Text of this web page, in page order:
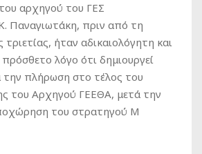
αρχηγού του ΓΕΣ
Παναγιωτάκη, πριν από τη
ήταν αδικαιολόγητη και
λόγο ότι δημιουργεί
πλήρωση στο τέλος του
του Αρχηγού ΓΕΕΘΑ, μετά την
του στρατηγού Μ